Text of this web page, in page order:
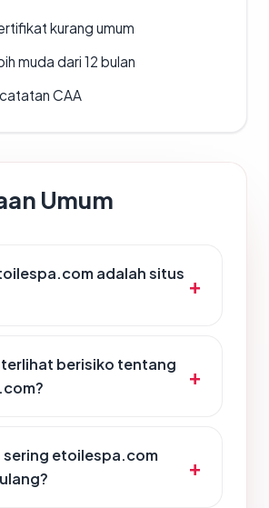
kurang umum
muda dari 12 bulan
CAA
Umum
adalah situs
berisiko tentang
sering etoilespa.com